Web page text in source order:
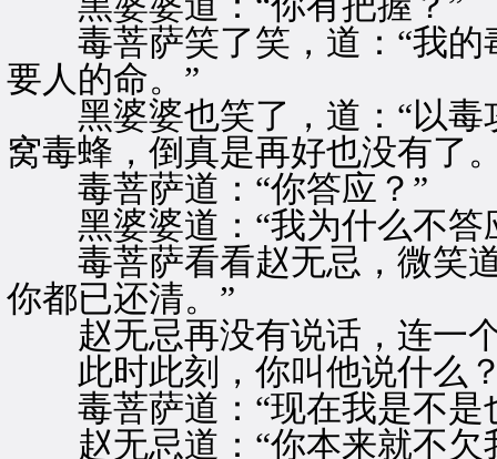
毒菩萨笑了笑，道：“我的
要人的命。”
黑婆婆也笑了，道：“以毒
窝毒蜂，倒真是再好也没有了
毒菩萨道：“你答应？”
黑婆婆道：“我为什么不答
毒菩萨看看赵无忌，微笑道
你都已还清。”
赵无忌再没有说话，连一
此时此刻，你叫他说什么
毒菩萨道：“现在我是不是
赵无忌道：“你本来就不欠